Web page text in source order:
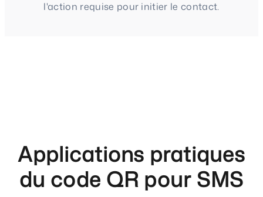
l'action requise pour initier le contact.
Applications pratiques
du code QR pour SMS